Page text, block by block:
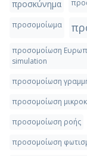
προσκύνημα
προσομοίωμα
προσομοίωση
simulation
προσομοίωση
προσομοίωση
προσομοίωση ροής
προσομοίωση